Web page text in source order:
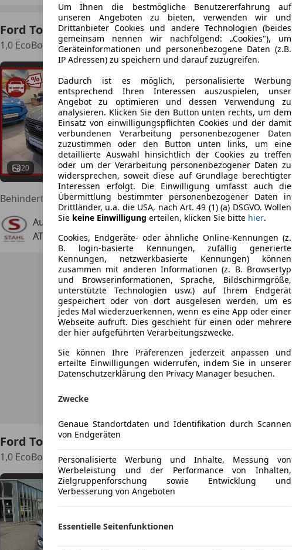
Ford Tourneo Courier
1,0 EcoBoost Titanium Aut. | FORD STAHL W22
20
€ 30 590
- (Erstzulassung) 10 km
Auto Stahl - Wien22
AT-1220 Wien
Ford Tourneo Courier
1,0 EcoBoost Trend
€ 11 990
Um Ihnen die bestmögliche Benutzererfahrung auf
unseren Angeboten zu bieten, verwenden wir und
Drittanbieter Cookies und andere Technologien (beides
gemeinsam nennen wir nachfolgend: „Cookies"), um
Geräteinformationen und personenbezogene Daten (z.B.
IP Adressen) zu speichern und darauf zuzugreifen.
Dadurch ist es möglich, personalisierte Werbung
entsprechend Ihren Interessen auszuspielen, unser
Angebot zu optimieren und dessen Verwendung zu
analysieren. Klicken Sie den Button unten rechts, um dem
Einsatz von einwilligungspflichten Cookies und der damit
verbundenen Verarbeitung personenbezogener Daten
zuzustimmen oder den Button unten links, um eine
detaillierte Auswahl hinsichtlich der Cookies zu treffen
oder um der Verarbeitung personenbezogener Daten zu
widersprechen, soweit diese auf Grundlage berechtigter
Interessen erfolgt. Die Einwilligung umfasst auch die
Übermittlung bestimmter personenbezogener Daten in
Drittländer, u.a. die USA, nach Art. 49 (1) (a) DSGVO. Wollen
Sie keine Einwilligung erteilen, klicken Sie bitte hier.
Cookies, Endgeräte- oder ähnliche Online-Kennungen (z.
B. login-basierte Kennungen, zufällig generierte
Kennungen, netzwerkbasierte Kennungen) können
zusammen mit anderen Informationen (z. B. Browsertyp
und Browserinformationen, Sprache, Bildschirmgröße,
unterstützte Technologien usw.) auf Ihrem Endgerät
gespeichert oder von dort ausgelesen werden, um es
jedes Mal wiederzuerkennen, wenn es eine App oder einer
Webseite aufruft. Dies geschieht für einen oder mehrere
der hier aufgeführten Verarbeitungszwecke.
Sie können Ihre Präferenzen jederzeit anpassen und
erteilte Einwilligungen widerrufen, indem Sie in unserer
Datenschutzerklärung den Privacy Manager besuchen.
Zwecke
Genaue Standortdaten und Identifikation durch Scannen
von Endgeräten
Personalisierte Werbung und Inhalte, Messung von
Werbeleistung und der Performance von Inhalten,
Zielgruppenforschung sowie Entwicklung und
Verbesserung von Angeboten
Essentielle Seitenfunktionen